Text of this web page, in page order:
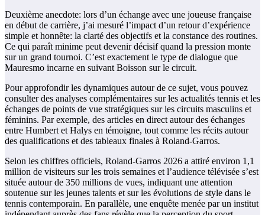
Deuxième anecdote: lors d’un échange avec une joueuse française
en début de carrière, j’ai mesuré l’impact d’un retour d’expérience
simple et honnête: la clarté des objectifs et la constance des routines.
Ce qui paraît minime peut devenir décisif quand la pression monte
sur un grand tournoi. C’est exactement le type de dialogue que
Mauresmo incarne en suivant Boisson sur le circuit.
Pour approfondir les dynamiques autour de ce sujet, vous pouvez
consulter des analyses complémentaires sur les actualités tennis et les
échanges de points de vue stratégiques sur les circuits masculins et
féminins. Par exemple, des articles en direct autour des échanges
entre Humbert et Halys en témoigne, tout comme les récits autour
des qualifications et des tableaux finales à Roland-Garros.
Selon les chiffres officiels, Roland-Garros 2026 a attiré environ 1,1
million de visiteurs sur les trois semaines et l’audience télévisée s’est
située autour de 350 millions de vues, indiquant une attention
soutenue sur les jeunes talents et sur les évolutions de style dans le
tennis contemporain. En parallèle, une enquête menée par un institut